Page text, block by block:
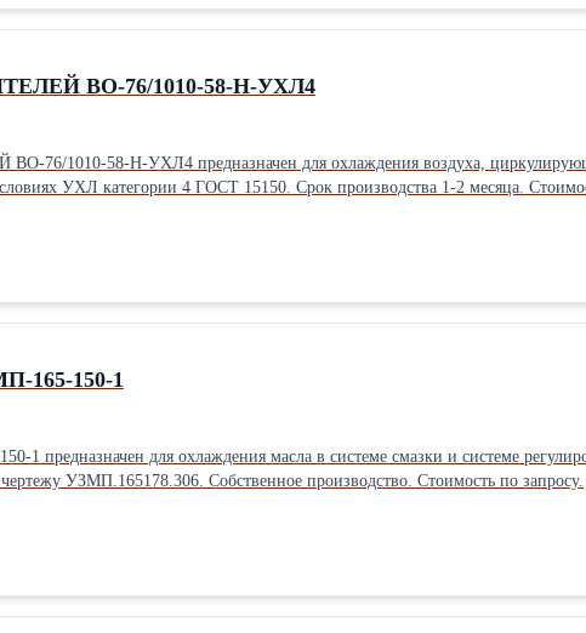
ВО-76/1010-58-Н-УХЛ4
1010-58-Н-УХЛ4 предназначен для охлаждения воздуха,
работы в климатических условиях УХЛ категории 4 ГОСТ 15150.
165-150-1
1 предназначен для охлаждения масла в системе смазки и системе
37 ºС. Изготавливается по чертежу УЗМП.165178.306. Собственное производство. Стоимость по запросу.